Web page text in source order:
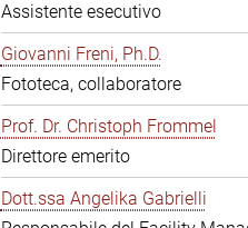
Assistente esecutivo
Giovanni Freni, Ph.D.
Fototeca, collaboratore
Prof. Dr. Christoph Frommel
Direttore emerito
Dott.ssa Angelika Gabrielli